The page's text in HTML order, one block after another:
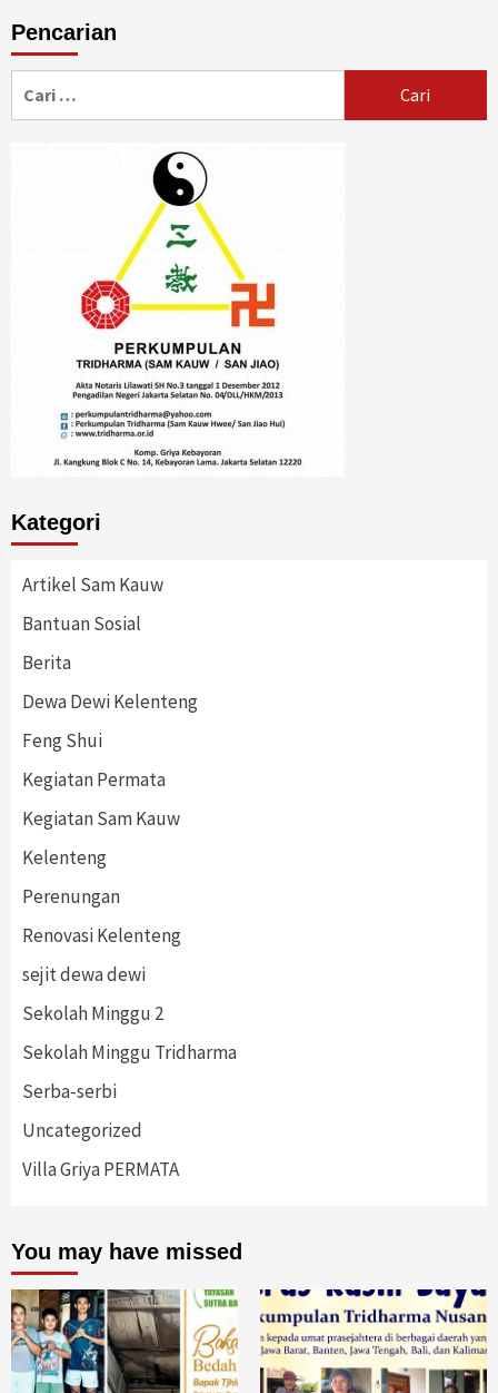
Pencarian
untuk:
Kategori
Artikel Sam Kauw
Bantuan Sosial
Berita
Dewa Dewi Kelenteng
Feng Shui
Kegiatan Permata
Kegiatan Sam Kauw
Kelenteng
Perenungan
Renovasi Kelenteng
sejit dewa dewi
Sekolah Minggu 2
Sekolah Minggu Tridharma
Serba-serbi
Uncategorized
Villa Griya PERMATA
You may have missed